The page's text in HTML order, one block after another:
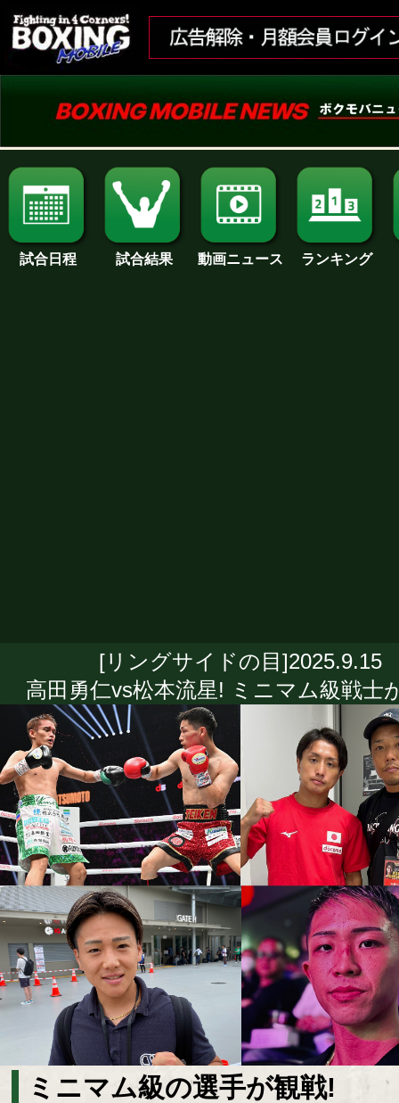
試合日程 試合結果 動画ニュース ランキング
[リングサイドの目]2025.9.15
高田勇仁vs松本流星! ミニマム級戦士
ミニマム級の選手が観戦!